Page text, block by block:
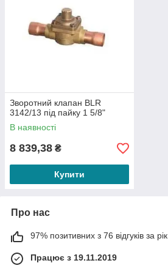
Зворотний клапан BLR
3142/13 під пайку 1 5/8"
В наявності
8 839,38 ₴
Купити
Про нас
97% позитивних з 76 відгуків за рік
Працює з 19.11.2019